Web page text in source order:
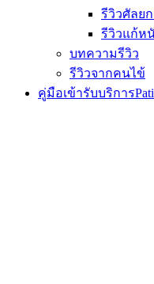
รีวิวศัลย
รีวิวแก้ห
บทความรีวิว
รีวิวจากคนไข้
คู่มือเข้ารับบริการ